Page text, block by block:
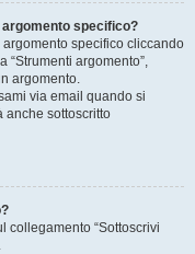
specifico?
specifico cliccando
“Strumenti argomento”,
argomento.
via email quando si
anche sottoscritto
collegamento “Sottoscrivi